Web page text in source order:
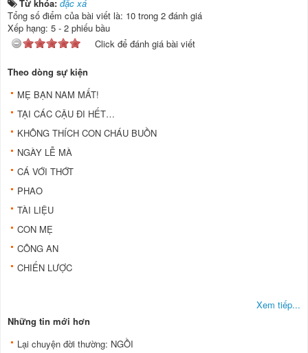
Từ khóa: đặc xá
Tổng số điểm của bài viết là: 10 trong 2 đánh giá
Xếp hạng: 5 - 2 phiếu bầu
Click để đánh giá bài viết
Theo dòng sự kiện
MẸ BẠN NAM MẤT!
TẠI CÁC CẬU ĐI HẾT…
KHÔNG THÍCH CON CHÁU BUỒN
NGÀY LỄ MÀ
CÁ VỚI THỚT
PHAO
TÀI LIỆU
CON MẸ
CÔNG AN
CHIẾN LƯỢC
Xem tiếp...
Những tin mới hơn
Lại chuyện đời thường: NGỒI